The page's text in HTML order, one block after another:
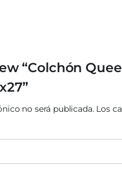
“Colchón
no será publicada. Los